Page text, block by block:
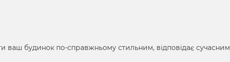
ваш будинок по-справжньому стильним, відповідає сучасним